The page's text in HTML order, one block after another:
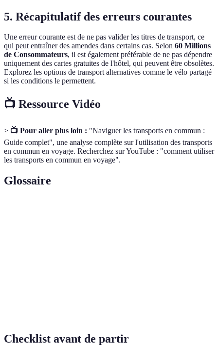
5. Récapitulatif des erreurs courantes
Une erreur courante est de ne pas valider les titres de transport, ce
qui peut entraîner des amendes dans certains cas. Selon 60 Millions
de Consommateurs, il est également préférable de ne pas dépendre
uniquement des cartes gratuites de l'hôtel, qui peuvent être obsolètes.
Explorez les options de transport alternatives comme le vélo partagé
si les conditions le permettent.
📺 Ressource Vidéo
> 📺 Pour aller plus loin : "Naviguer les transports en commun :
Guide complet", une analyse complète sur l'utilisation des transports
en commun en voyage. Recherchez sur YouTube : "comment utiliser
les transports en commun en voyage".
Glossaire
Checklist avant de partir